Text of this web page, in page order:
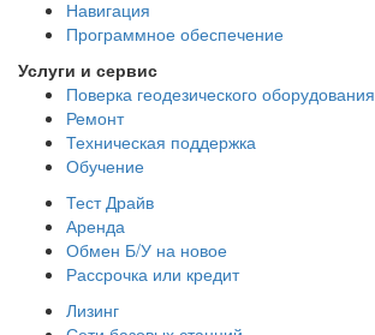
Навигация
Программное обеспечение
Услуги и сервис
Поверка геодезического оборудования
Ремонт
Техническая поддержка
Обучение
Тест Драйв
Аренда
Обмен Б/У на новое
Рассрочка или кредит
Лизинг